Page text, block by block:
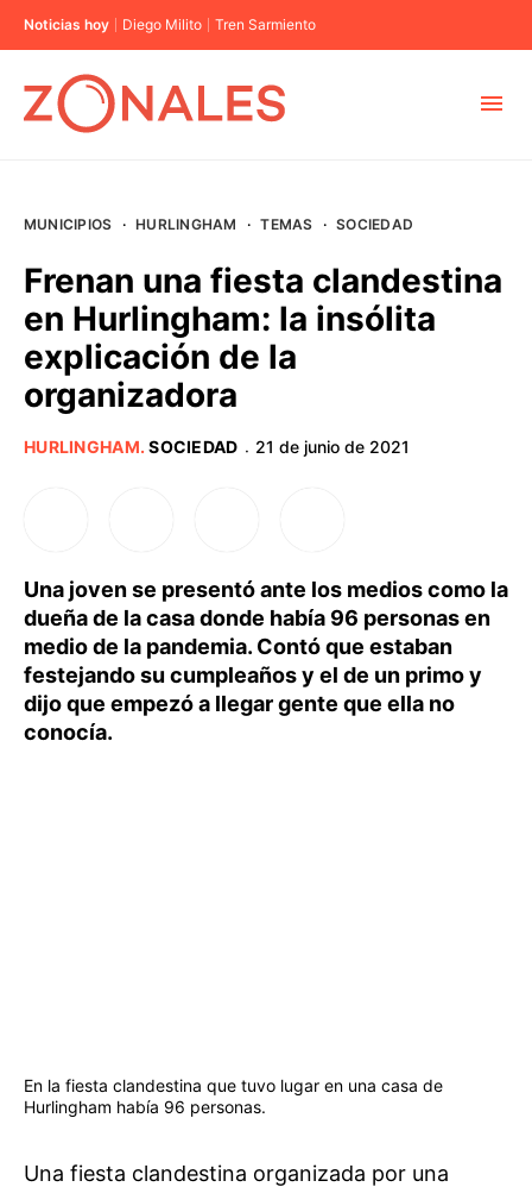
Noticias hoy Diego Milito Tren Sarmiento
BUENOS AIRES
PROVINCIAS
MUNICIPIOS · HURLINGHAM · TEMAS · SOCIEDAD
Frenan una fiesta clandestina
en Hurlingham: la insólita
explicación de la
organizadora
HURLINGHAM.SOCIEDAD · 21 de junio de 2021
Una joven se presentó ante los medios como la
dueña de la casa donde había 96 personas en
medio de la pandemia. Contó que estaban
festejando su cumpleaños y el de un primo y
dijo que empezó a llegar gente que ella no
conocía.
En la fiesta clandestina que tuvo lugar en una casa de
Hurlingham había 96 personas.
Una fiesta clandestina organizada por una